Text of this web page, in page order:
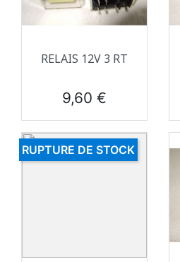
RELAIS 12V 3 RT
Prix
9,60 €
RUPTURE DE STOCK